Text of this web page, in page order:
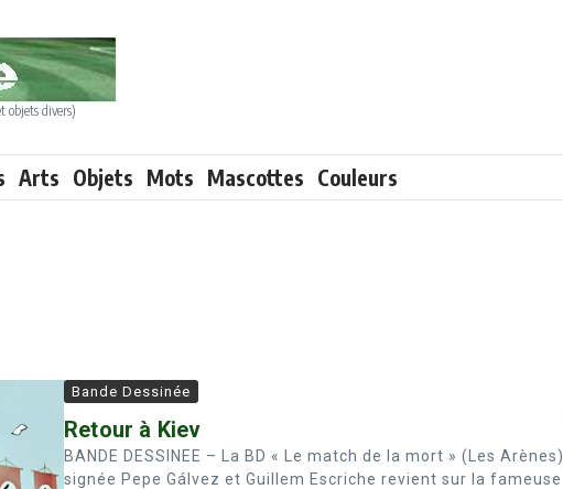
objets divers)
Arts Objets Mots Mascottes Couleurs
Bande Dessinée
Retour à Kiev
BANDE DESSINEE – La BD « Le match de la mort » (Les Arènes)
signée Pepe Gálvez et Guillem Escriche revient sur la fameuse